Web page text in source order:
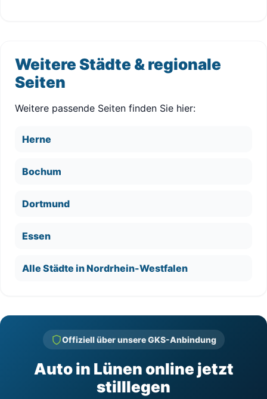
Weitere Städte & regionale
Seiten
Weitere passende Seiten finden Sie hier:
Herne
Bochum
Dortmund
Essen
Alle Städte in Nordrhein-Westfalen
Offiziell über unsere GKS-Anbindung
Auto in Lünen online jetzt
stilllegen